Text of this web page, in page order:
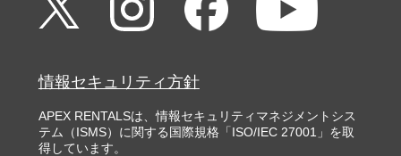
情報セキュリティ方針
APEX RENTALSは、情報セキュリティマネジメントシス
テム（ISMS）に関する国際規格「ISO/IEC 27001」を取
得しています。